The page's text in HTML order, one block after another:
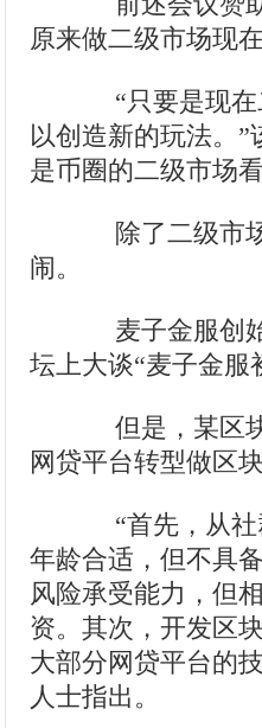
原来做二级市场现
“只要是现在
以创造新的玩法。
是币圈的二级市场
除了二级市场
闹。
麦子金服创始
坛上大谈“麦子金服
但是，某区块
网贷平台转型做区
“首先，从社
年龄合适，但不具
风险承受能力，但
资。其次，开发区
大部分网贷平台的
人士指出。